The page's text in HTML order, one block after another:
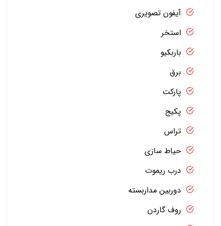
آیفون تصویری
استخر
باربکیو
برق
پارکت
پکیج
تراس
حیاط سازی
درب ریموت
دوربین مداربسته
روف گاردن